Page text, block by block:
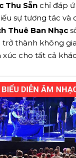
Thu Sẵn chỉ đáp
sự tương tác và
Thuê Ban Nhạc
trở thành không
cho tất cả